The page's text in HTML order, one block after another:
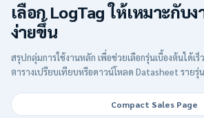
เลือก LogTag ให้เหมาะกับ
ง่ายขึ้น
สรุปกลุ่มการใช้งานหลัก เพื่อช่วยเลือกรุ่นเบื้องต้นได้เ
ตารางเปรียบเทียบหรือดาวน์โหลด Datasheet รายรุ่น
Compact Sales Page